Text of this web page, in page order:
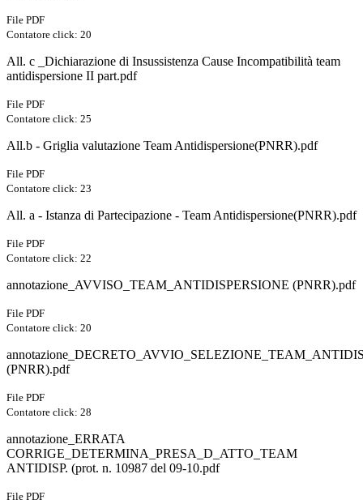
File PDF
Contatore click: 20
All. c _Dichiarazione di Insussistenza Cause Incompatibilità team
antidispersione II part.pdf
File PDF
Contatore click: 25
All.b - Griglia valutazione Team Antidispersione(PNRR).pdf
File PDF
Contatore click: 23
All. a - Istanza di Partecipazione - Team Antidispersione(PNRR).pdf
File PDF
Contatore click: 22
annotazione_AVVISO_TEAM_ANTIDISPERSIONE (PNRR).pdf
File PDF
Contatore click: 20
(PNRR).pdf
File PDF
Contatore click: 28
annotazione_ERRATA
CORRIGE_DETERMINA_PRESA_D_ATTO_TEAM
ANTIDISP. (prot. n. 10987 del 09-10.pdf
File PDF